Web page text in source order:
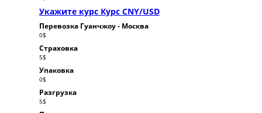
Укажите курс Курс CNY/USD
Перевозка Гуанчжоу - Москва
0$
Страховка
5$
Упаковка
0$
Разгрузка
5$